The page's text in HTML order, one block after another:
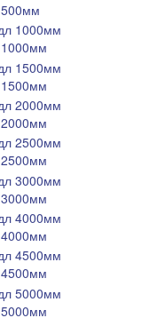
500мм
1000мм
1500мм
2000мм
2500мм
3000мм
4000мм
4500мм
5000мм